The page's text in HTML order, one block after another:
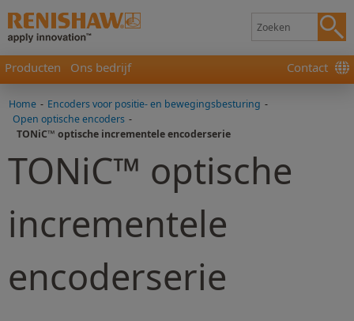
Producten Ons bedrijf Contact
Home - Encoders voor positie- en bewegingsbesturing -
Open optische encoders -
TONiC™ optische incrementele encoderserie
TONiC™ optische
incrementele
encoderserie